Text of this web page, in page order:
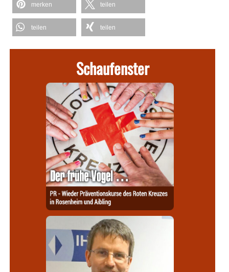
merken teilen
teilen teilen
Schaufenster